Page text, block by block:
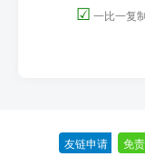
☑ 一比一复
友链申请 免